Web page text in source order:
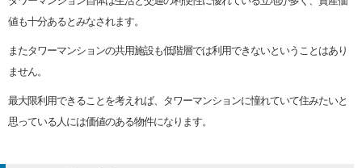
値も十分あるとみなされます。
またタワーマンションの共用施設も低階層では利用できないということはあり
ません。
最大限利用できることを考えれば、タワーマンションに憧れていて住みたいと
思っている人には価値のある物件になります。